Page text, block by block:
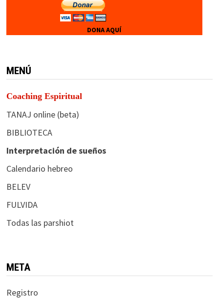
DONA AQUÍ
MENÚ
Coaching Espiritual
TANAJ online (beta)
BIBLIOTECA
Interpretación de sueños
Calendario hebreo
BELEV
FULVIDA
Todas las parshiot
META
Registro